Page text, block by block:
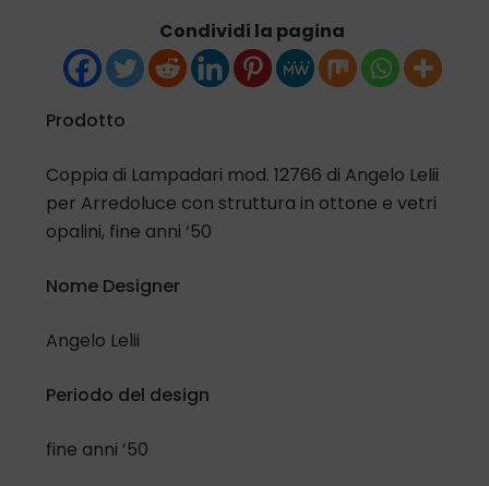
Condividi la pagina
Prodotto
Coppia di Lampadari mod. 12766 di Angelo Lelii
per Arredoluce con struttura in ottone e vetri
opalini, fine anni ‘50
Nome Designer
Angelo Lelii
Periodo del design
fine anni ’50